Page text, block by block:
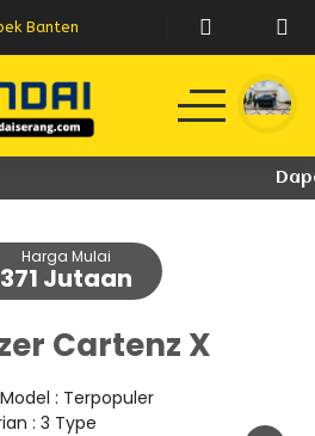
Banten
Harga Mulai
371 Jutaan
Cartenz X
: Terpopuler
: 3 Type